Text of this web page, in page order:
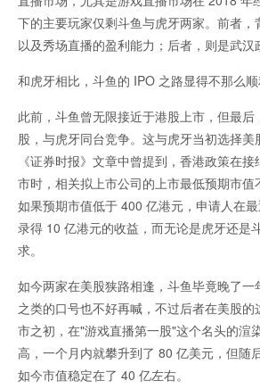
下的主要玩家仅剩斗鱼与虎牙两家。前者，
以及秀场直播的盈利能力；后者，则是武汉
和虎牙相比，斗鱼的 IPO 之路显得不那么顺
此前，斗鱼曾无限接近于港股上市，但最后
股，与虎牙同台竞争。这与虎牙当初选择美
《证券时报》文章中曾提到，香港政策在
市时，相关拟上市公司的上市最低预期市值
如果预期市值低于 400 亿港元，申请人在
录得 10 亿港元的收益，而无论是虎牙还是
求。
如今两家在美股狭路相逢，斗鱼毕竟晚了一
之类的口号也不好再喊，不过后者在美股的
市之初，在"游戏直播第一股"这个名头的渲
高，一个月内就攀升到了 80 亿美元，但随
如今市值稳定在了 40 亿左右。